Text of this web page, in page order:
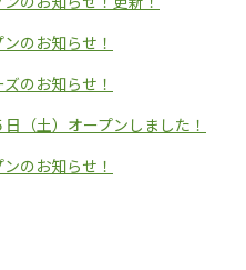
のお知らせ！
のお知らせ！
（土）オープンしました！
のお知らせ！